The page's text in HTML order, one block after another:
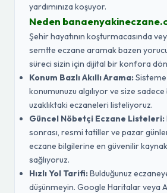
yardımınıza koşuyor.
Neden
Şehir hayatının koşturmacasında
semtte eczane aramak bazen
süreci sizin için dijital bir konfora
Konum Bazlı Akıllı Arama:
konumunuzu algılıyor ve size sadece
uzaklıktaki eczaneleri listeliyoruz.
Güncel Nöbetçi Eczane Listeleri:
sonrası, resmi tatiller ve pazar
eczane bilgilerine en güvenilir
sağlıyoruz.
Hızlı Yol Tarifi:Bulduğunuz
düşünmeyin. Google Haritalar veya